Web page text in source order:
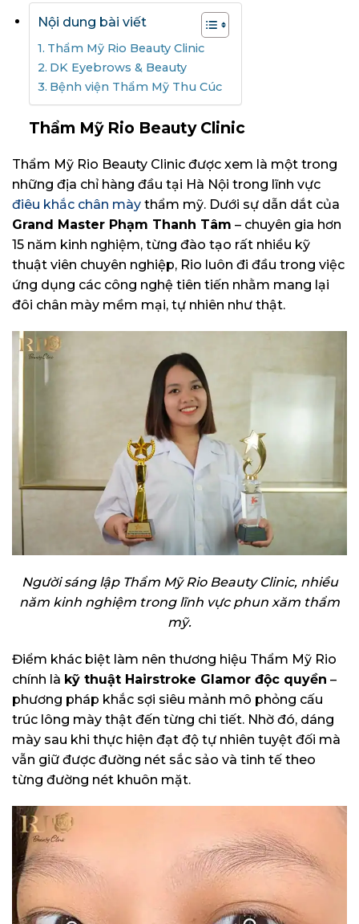
Nội dung bài viết
Thẩm Mỹ Rio Beauty Clinic
DK Eyebrows & Beauty
Bệnh viện Thẩm Mỹ Thu Cúc
Thẩm Mỹ Rio Beauty Clinic
Thẩm Mỹ Rio Beauty Clinic được xem là một trong
những địa chỉ hàng đầu tại Hà Nội trong lĩnh vực
điêu khắc chân mày thẩm mỹ. Dưới sự dẫn dắt của
Grand Master Phạm Thanh Tâm – chuyên gia hơn
15 năm kinh nghiệm, từng đào tạo rất nhiều kỹ
thuật viên chuyên nghiệp, Rio luôn đi đầu trong việc
ứng dụng các công nghệ tiên tiến nhằm mang lại
đôi chân mày mềm mại, tự nhiên như thật.
Người sáng lập Thẩm Mỹ Rio Beauty Clinic, nhiều
năm kinh nghiệm trong lĩnh vực phun xăm thẩm
mỹ.
Điểm khác biệt làm nên thương hiệu Thẩm Mỹ Rio
chính là kỹ thuật Hairstroke Glamor độc quyền –
phương pháp khắc sợi siêu mảnh mô phỏng cấu
trúc lông mày thật đến từng chi tiết. Nhờ đó, dáng
mày sau khi thực hiện đạt độ tự nhiên tuyệt đối mà
vẫn giữ được đường nét sắc sảo và tinh tế theo
từng đường nét khuôn mặt.